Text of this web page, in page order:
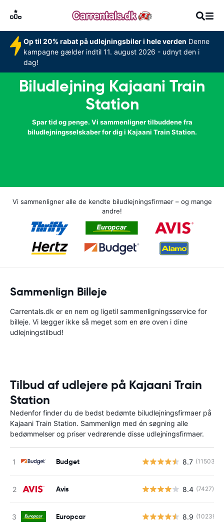
Op til 20% rabat på udlejningsbiler i hele verden Denne
kampagne gælder indtil 11. august 2026 - udnyt den i
dag!
Biludlejning Kajaani Train
Station
Spar tid og penge. Vi sammenligner tilbuddene fra
biludlejningsselskaber for dig i Kajaani Train Station.
Vi sammenligner alle de kendte biludlejningsfirmaer – og mange
andre!
Sammenlign Billeje
Carrentals.dk er en nem og ligetil sammenligningsservice for
billeje. Vi lægger ikke så meget som en øre oven i dine
udlejningstilbud!
Tilbud af udlejere på Kajaani Train
Station
Nedenfor finder du de bedst bedømte biludlejningsfirmaer på
Kajaani Train Station. Sammenlign med én søgning alle
bedømmelser og priser vedrørende disse udlejningsfirmaer.
Budget 8.7 (11503)
Avis 8.4 (7427)
Europcar 8.9 (10239)